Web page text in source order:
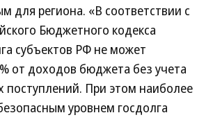
для региона. «В соответствии с
Бюджетного кодекса
субъектов РФ не может
от доходов бюджета без учета
поступлений. При этом наиболее
уровнем госдолга